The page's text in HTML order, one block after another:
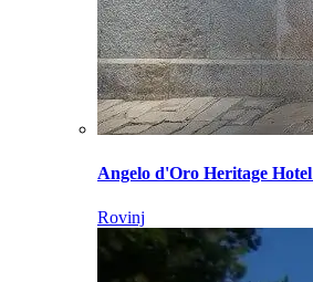
Angelo d'Oro Heritage Hotel
Rovinj